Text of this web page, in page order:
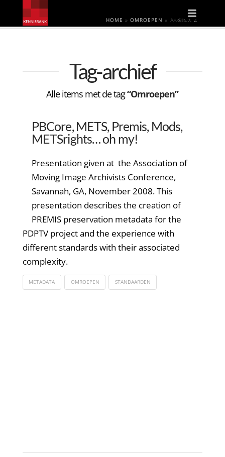
HOME » OMROEPEN » PAGINA 4
Tag-archief
Alle items met de tag“Omroepen”
PBCore, METS, Premis, Mods,
METSrights… oh my!
Presentation given at the Association of
Moving Image Archivists Conference,
Savannah, GA, November 2008. This
presentation describes the creation of
PREMIS preservation metadata for the
PDPTV project and the experience with
different standards with their associated
complexity.
METADATA OMROEPEN STANDAARDEN